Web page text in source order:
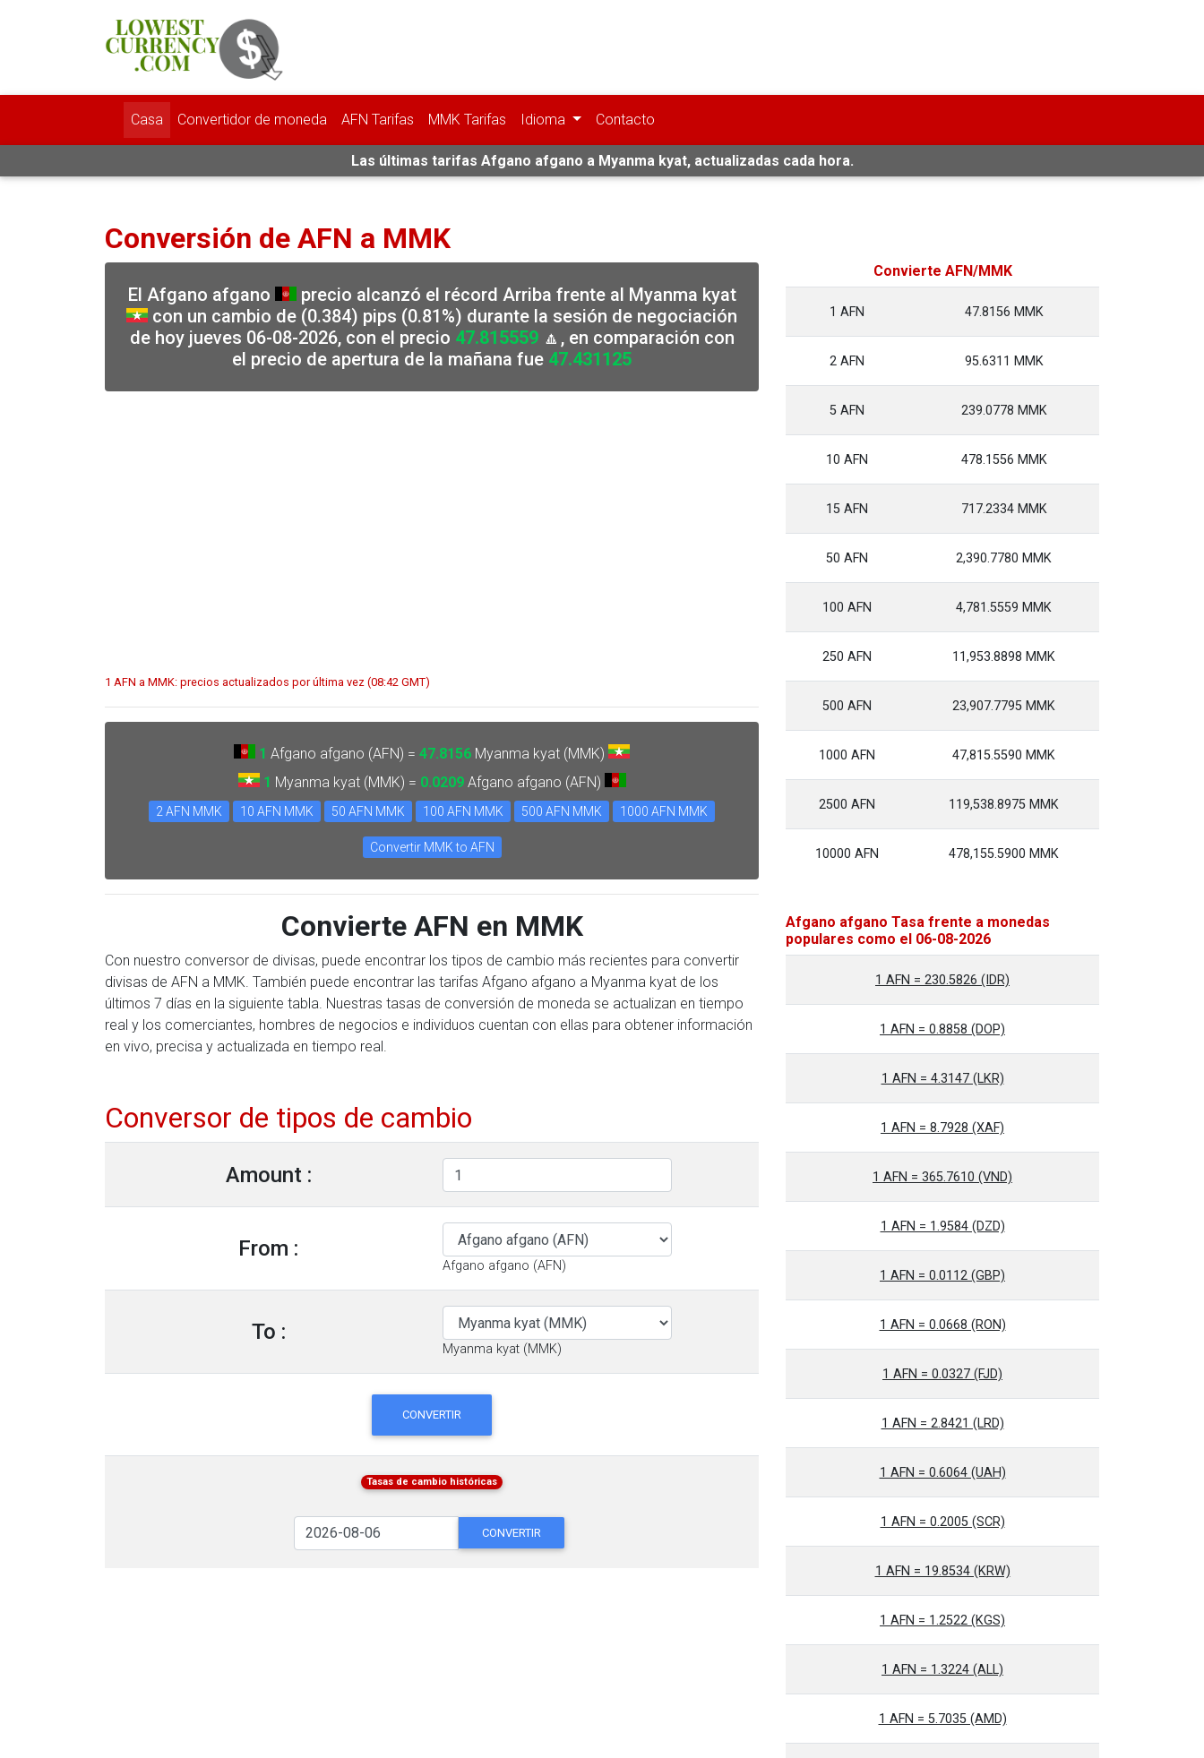
Casa Convertidor de moneda AFN Tarifas MMK Tarifas Idioma Contacto
Las últimas tarifas Afgano afgano a Myanma kyat, actualizadas cada hora.
Conversión de AFN a MMK
El Afgano afgano
precio alcanzó el récord Arriba frente al Myanma kyat
con un cambio de (0.384) pips (0.81%) durante la sesión de negociación
de hoy jueves 06-08-2026, con el precio 47.815559🔼, en comparación con
el precio de apertura de la mañana fue 47.431125
1 AFN a MMK: precios actualizados por última vez (08:42 GMT)
1 Afgano afgano (AFN) = 47.8156 Myanma kyat (MMK)
1 Myanma kyat (MMK) = 0.0209Afgano afgano (AFN)
2 AFN MMK 10 AFN MMK 50 AFN MMK 100 AFN MMK 500 AFN MMK 1000 AFN MMK
Convertir MMK to AFN
Convierte AFN en MMK
Con nuestro conversor de divisas, puede encontrar los tipos de cambio más recientes para convertir
divisas de AFN a MMK. También puede encontrar las tarifas Afgano afgano a Myanma kyat de los
últimos 7 días en la siguiente tabla. Nuestras tasas de conversión de moneda se actualizan en tiempo
real y los comerciantes, hombres de negocios e individuos cuentan con ellas para obtener información
en vivo, precisa y actualizada en tiempo real.
Conversor de tipos de cambio
Amount :
From :
Afgano afgano (AFN)
To :
Myanma kyat (MMK)
CONVERTIR
Tasas de cambio históricas
CONVERTIR
Convierte AFN/MMK
1 AFN 47.8156 MMK
2 AFN 95.6311 MMK
5 AFN 239.0778 MMK
10 AFN 478.1556 MMK
15 AFN 717.2334 MMK
50 AFN 2,390.7780 MMK
100 AFN 4,781.5559 MMK
250 AFN 11,953.8898 MMK
500 AFN 23,907.7795 MMK
1000 AFN 47,815.5590 MMK
2500 AFN 119,538.8975 MMK
10000 AFN 478,155.5900 MMK
Afgano afgano Tasa frente a monedas
populares como el 06-08-2026
1 AFN = 230.5826 (IDR)
1 AFN = 0.8858 (DOP)
1 AFN = 4.3147 (LKR)
1 AFN = 8.7928 (XAF)
1 AFN = 365.7610 (VND)
1 AFN = 1.9584 (DZD)
1 AFN = 0.0112 (GBP)
1 AFN = 0.0668 (RON)
1 AFN = 0.0327 (FJD)
1 AFN = 2.8421 (LRD)
1 AFN = 0.6064 (UAH)
1 AFN = 0.2005 (SCR)
1 AFN = 19.8534 (KRW)
1 AFN = 1.2522 (KGS)
1 AFN = 1.3224 (ALL)
1 AFN = 5.7035 (AMD)